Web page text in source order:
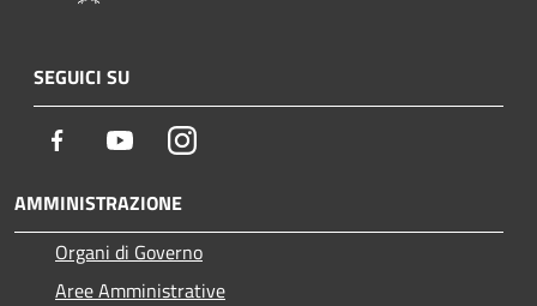
SEGUICI SU
Facebook YoutubeInstagram
AMMINISTRAZIONE
Organi di Governo
Aree Amministrative